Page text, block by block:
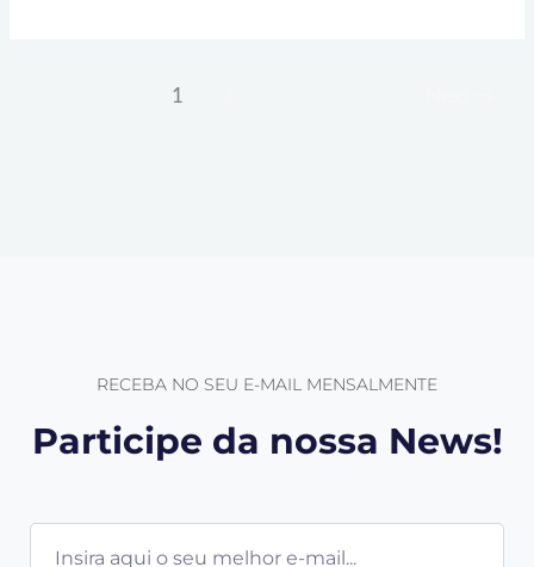
1
RECEBA NO SEU E-MAIL MENSALMENTE
Participe da nossa News!